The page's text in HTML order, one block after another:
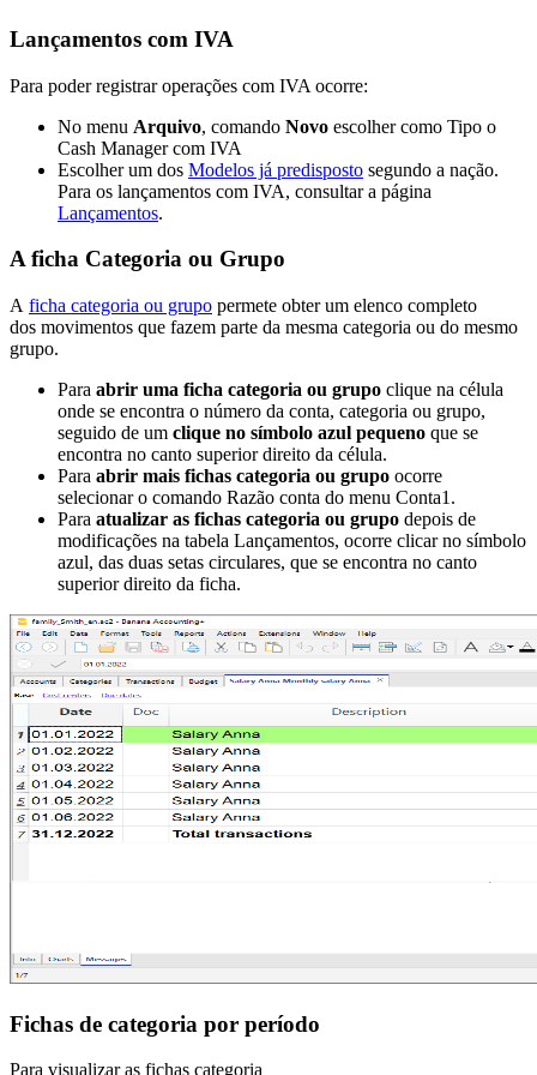
Lançamentos com IVA
Para poder registrar operações com IVA ocorre:
No menu Arquivo, comando Novo escolher como Tipo o
Cash Manager com IVA
Escolher um dos Modelos já predisposto segundo a nação.
Para os lançamentos com IVA, consultar a página
Lançamentos.
A ficha Categoria ou Grupo
A ficha categoria ou grupo permete obter um elenco completo
dos movimentos que fazem parte da mesma categoria ou do mesmo
grupo.
Para abrir uma ficha categoria ou grupo clique na célula
onde se encontra o número da conta, categoria ou grupo,
seguido de um clique no símbolo azul pequeno que se
encontra no canto superior direito da célula.
Para abrir mais fichas categoria ou grupo ocorre
selecionar o comando Razão conta do menu Conta1.
Para atualizar as fichas categoria ou grupo depois de
modificações na tabela Lançamentos, ocorre clicar no símbolo
azul, das duas setas circulares, que se encontra no canto
superior direito da ficha.
Fichas de categoria por período
Para visualizar as fichas categoria